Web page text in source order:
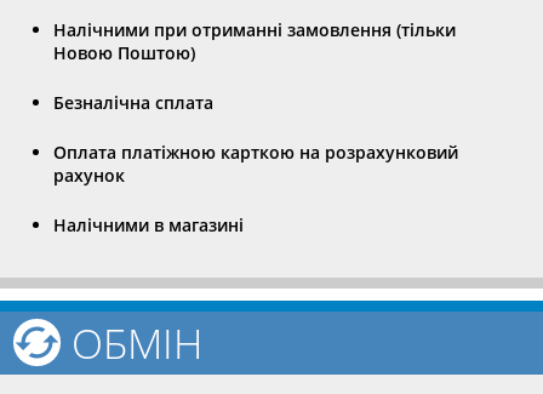
Налічними при отриманні замовлення (тільки
Новою Поштою)
Безналічна сплата
Оплата платіжною карткою на розрахунковий
рахунок
Налічними в магазині
ОБМІН